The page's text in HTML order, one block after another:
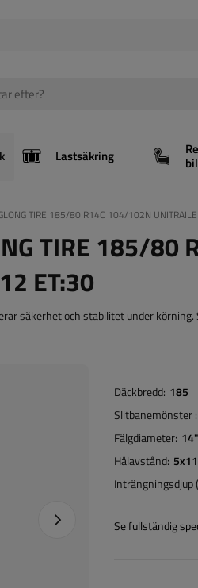
Lastsäkring
TIRE 185/80 R14C 104/102N
TIRE 185/80
ET:30
säkerhet och stabilitet under körning.
Nästa foto
Däckbredd 185
Slitbanemönster
Fälgdiameter 14"
Hålavstånd
Inträngningsdjup
Se fullständig